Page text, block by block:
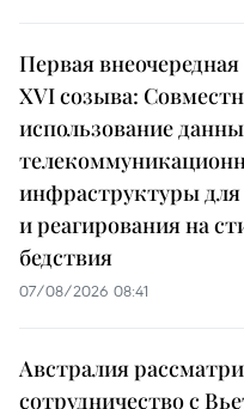
Первая
XVI созыва:
использование
инфраструктуры для
и реагирования на
бедствия
07/08/2026 08:41
Австралия
сотрудничество с